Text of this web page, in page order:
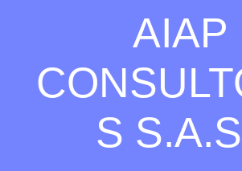
AIAP
S